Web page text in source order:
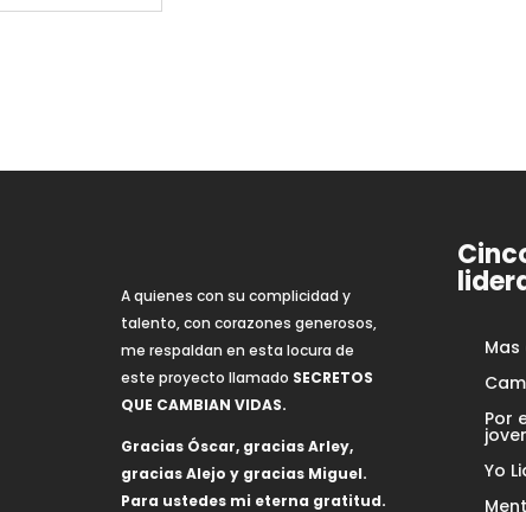
A quienes con su complicidad y
talento, con corazones generosos,
me respaldan en esta locura de
este proyecto llamado SECRETOS
QUE CAMBIAN VIDAS.
Gracias Óscar, gracias Arley,
gracias Alejo y gracias Miguel.
Para ustedes mi eterna gratitud.
Por
Yo